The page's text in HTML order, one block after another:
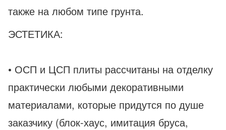
также на любом типе грунта.
ЭСТЕТИКА:
• ОСП и ЦСП плиты рассчитаны на отделку
практически любыми декоративными
материалами, которые придутся по душе
заказчику (блок-хаус, имитация бруса,